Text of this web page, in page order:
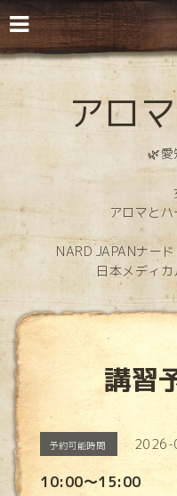
アロ
🌿
アロマと
NARD JAPANナー
日本メディ
講習
予約可能時間
10:00〜15:00